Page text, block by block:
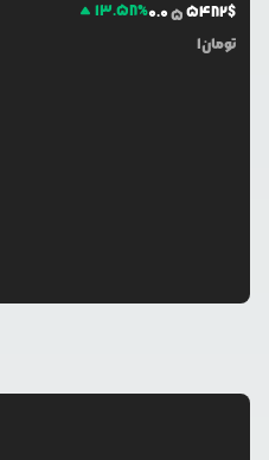
13.58%0.055482$
1تومان